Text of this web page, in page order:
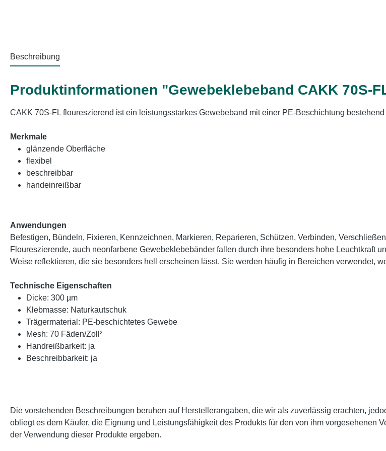
Beschreibung
Produktinformationen "Gewebeklebeband CAKK 70S-
CAKK 70S-FL floureszierend ist ein leistungsstarkes Gewebeband mit einer PE-Beschichtung
Merkmale
glänzende Oberfläche
flexibel
beschreibbar
handeinreißbar
Anwendungen
Befestigen, Bündeln, Fixieren, Kennzeichnen, Markieren, Reparieren, Schützen, Verbinden, Verschließen
Floureszierende, auch neonfarbene Gewebeklebebänder fallen durch ihre besonders hohe Leuchtkraft
Weise reflektieren, die sie besonders hell erscheinen lässt. Sie werden häufig in Bereichen verwendet,
Technische Eigenschaften
Dicke: 300 µm
Klebmasse: Naturkautschuk
Trägermaterial: PE-beschichtetes Gewebe
Mesh: 70 Fäden/Zoll²
Handreißbarkeit: ja
Beschreibbarkeit: ja
Die vorstehenden Beschreibungen beruhen auf Herstellerangaben, die wir als zuverlässig erachten,
obliegt es dem Käufer, die Eignung und Leistungsfähigkeit des Produkts für den von ihm vorgesehenen
der Verwendung dieser Produkte ergeben.